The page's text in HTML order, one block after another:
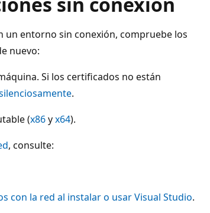
un entorno sin conexión, compruebe los
nuevo:
Si los certificados no están
.
(x86yx64).
, consulte:
con la red al instalar o usar Visual Studio.